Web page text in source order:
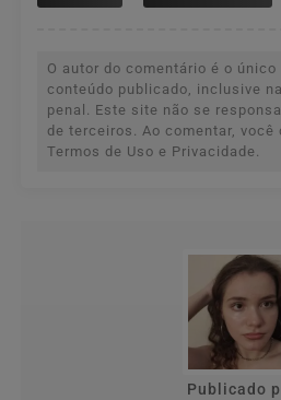
O autor do comentário é o
conteúdo publicado, inclusive
penal. Este site não se
de terceiros. Ao comentar, você
Termos de Uso e Privacidade.
Publicado